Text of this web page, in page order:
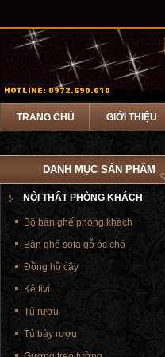
TRANG CHỦ GIỚI THIỆU
DANH MỤC SẢN PHẨM
NỘI THẤT PHÒNG KHÁCH
Bộ bàn ghế phòng khách
Bàn ghế sofa gỗ óc chó
Đồng hồ cây
Kệ tivi
Tủ rượu
Tủ bày rượu